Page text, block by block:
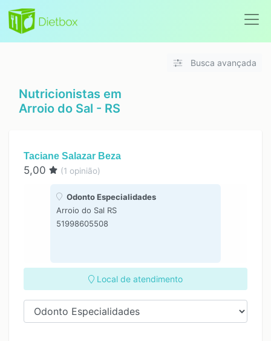
Busca avançada
Nutricionistas em
Arroio do Sal - RS
Taciane Salazar Beza
5,00 (1 opinião)
Odonto Especialidades
Arroio do Sal RS
51998605508
Local de atendimento